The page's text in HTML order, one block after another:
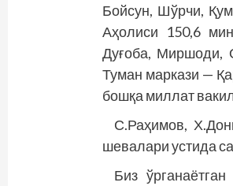
Бойсун, Шўрчи,
Аҳолиси 150,6
Дуғоба, Миршоди,
Туман маркази —
бошқа миллат
С.Раҳимов,
шевалари устида
Биз